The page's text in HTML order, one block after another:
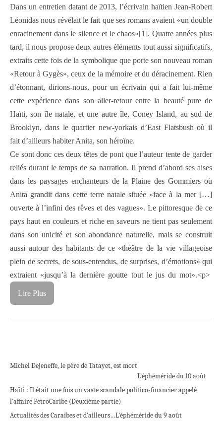
Dans un entretien datant de 2013, l’écrivain haïtien Jean-Robert
Léonidas nous révélait le fait que ses romans avaient «un double
enracinement dans le silence et le chaos»[1]. Quatre années plus
tard, il nous propose deux autres éléments tout aussi significatifs,
extraits cette fois de la symbolique que porte son nouveau roman
«Retour à Gygès», ceux de la mémoire et du déracinement. Rien
d’étonnant, dirions-nous, pour un écrivain qui a fait lui-même
cette expérience dans son aller-retour entre la beauté pure de
Haïti, son île natale, et une autre île, Coney Island, au sud de
Brooklyn, dans le quartier new-yorkais d’East Flatsbush où il
fait d’ailleurs habiter Anita, son héroïne.
Ce sont donc ces deux têtes de pont que l’auteur tente de garder
reliés durant le temps de sa narration. Il prend d’abord ses aises
dans les paysages enchanteurs de la Plaine des Gommiers où
Anita grandit dans cette terre natale située «face à la mer […]
ouverte à l’infini des rêves et des vagues». Le pittoresque de ce
pays haut en couleurs et riche en saveurs ne tient pas seulement
dans son unicité et son abondance naturelle, mais se construit
aussi autour des habitants de ce «théâtre de la vie villageoise
plein de secrets, de sous-entendus, de surprises, d’émotions» qui
extraient «jusqu’à la dernière goutte tout le jus du mot».<p>
Lire Plus
Michel Dejeneffe, le père de Tatayet, est mort
L’éphéméride du 10 août
Haïti : Il était une fois un vaste scandale politico-financier appelé
l’affaire PetroCaribe (Deuxième partie)
Actualités des Caraïbes et d’ailleurs…L’éphéméride du 9 août